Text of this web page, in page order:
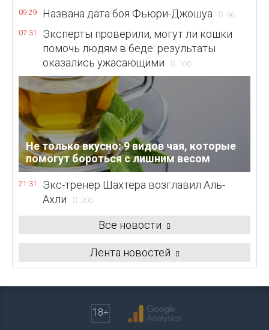
09:29 Названа дата боя Фьюри-Джошуа 96
07:31
Эксперты проверили, могут ли кошки
помочь людям в беде: результаты
оказались ужасающими
100
Не только вкусно: 9 видов чая, которые
помогут бороться с лишним весом
21:31
Экс-тренер Шахтера возглавил Аль-
Ахли
200
Все новости
Лента новостей
18+